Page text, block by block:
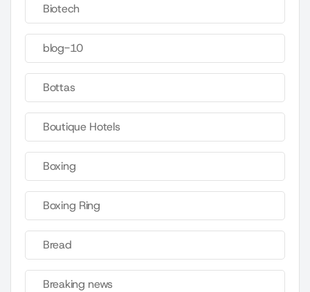
Biotech
blog-10
Bottas
Boutique Hotels
Boxing
Boxing Ring
Bread
Breaking news